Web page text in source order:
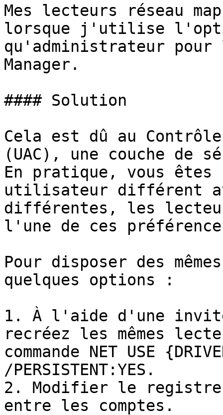
Mes lecteurs réseau
lorsque j'utilise
qu'administrateur pour
Manager.
#### Solution
Cela est dû au
(UAC), une couche de
En pratique, vous êtes
utilisateur différent
différentes, les
l'une de ces
Pour disposer des
quelques options :
1. À l'aide d'une invite
recréez les mêmes
commande NET USE
/PERSISTENT:YES.
2. Modifier le
entre les comptes.